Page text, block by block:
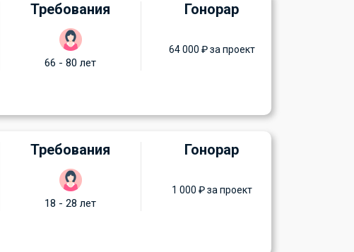
Требования
66 - 80 лет
Гонорар
64 000 ₽ за проект
Требования
18 - 28 лет
Гонорар
1 000 ₽ за проект